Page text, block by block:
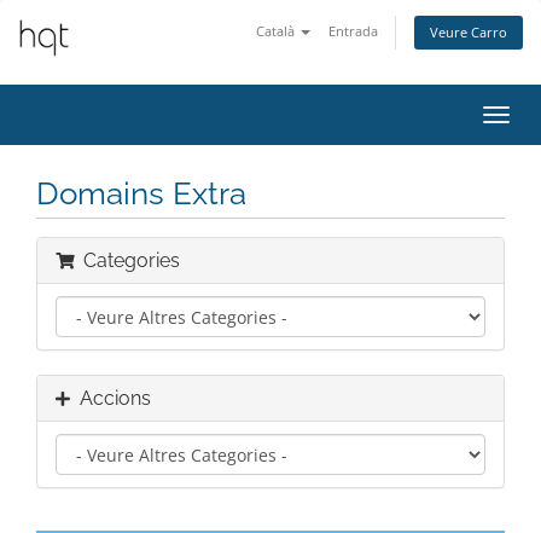
Català Entrada Veure Carro
la
Domains Extra
Categories
Accions